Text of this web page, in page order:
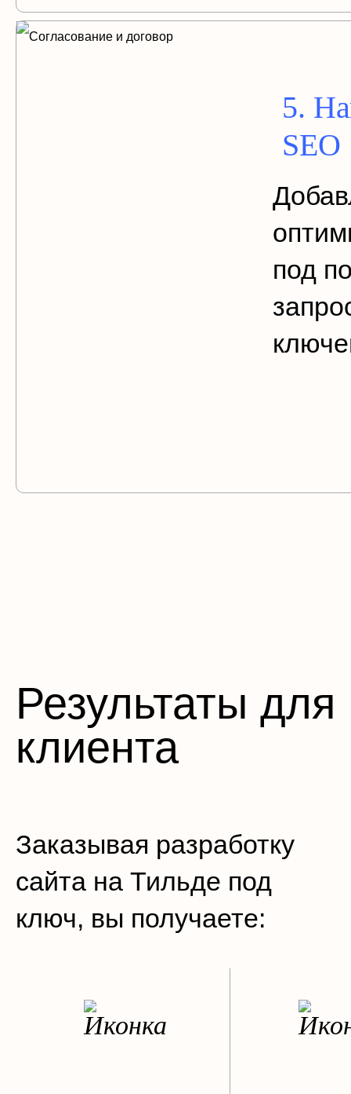
5.
SEO
под
Результаты для
клиента
Заказывая разработку
сайта на Тильде под
ключ, вы получаете: